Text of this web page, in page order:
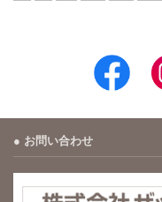
お問い合わせ